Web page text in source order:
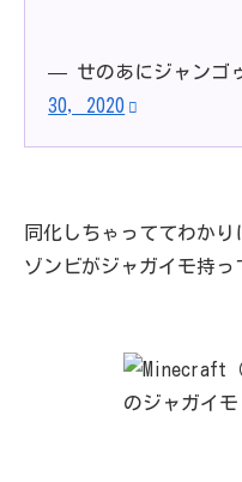
— せのあにジャンゴ
30, 2020
同化しちゃっててわかり